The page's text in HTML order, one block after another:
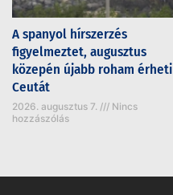
A spanyol hírszerzés
figyelmeztet, augusztus
közepén újabb roham érheti
Ceutát
2026. augusztus 7.
Nincs
hozzászólás